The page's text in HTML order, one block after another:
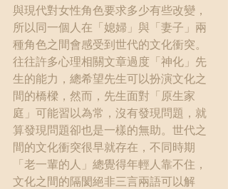
與現代對女性角色要求多少有些改變，
所以同一個人在「媳婦」與「妻子」兩
種角色之間會感受到世代的文化衝突。
往往許多心理相關文章過度「神化」先
生的能力，總希望先生可以扮演文化之
間的橋樑，然而，先生面對「原生家
庭」可能習以為常，沒有發現問題，就
算發現問題卻也是一樣的無助。世代之
間的文化衝突很早就存在，不同時期
「老一輩的人」總覺得年輕人靠不住，
文化之間的隔閡絕非三言兩語可以解